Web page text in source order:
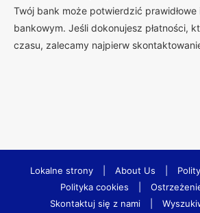
Twój bank może potwierdzić
bankowym. Jeśli dokonujesz płatności,
czasu, zalecamy najpierw
Lokalne strony About Us
Polityka cookies
Skontaktuj się z nami